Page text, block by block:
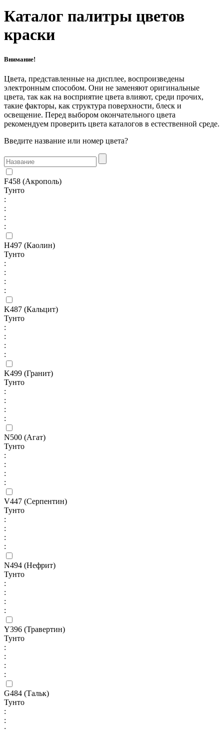
Каталог палитры цветов
краски
Внимание!
Цвета, представленные на дисплее, воспроизведены
электронным способом. Они не заменяют оригинальные
цвета, так как на восприятие цвета влияют, среди прочих,
такие факторы, как структура поверхности, блеск и
освещение. Перед выбором окончательного цвета
рекомендуем проверить цвета каталогов в естественной среде.
Введите название или номер цвета?
F458 (Акрополь)
Тунто
:
:
:
:
H497 (Каолин)
Тунто
:
:
:
:
K487 (Кальцит)
Тунто
:
:
:
:
K499 (Гранит)
Тунто
:
:
:
:
N500 (Агат)
Тунто
:
:
:
:
V447 (Серпентин)
Тунто
:
:
:
:
N494 (Нефрит)
Тунто
:
:
:
:
Y396 (Травертин)
Тунто
:
:
:
:
G484 (Тальк)
Тунто
:
:
: